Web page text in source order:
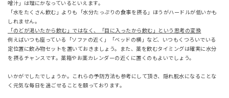
噌汁」は理にかなっているといえます。
「水をたくさん飲む」よりも「水分たっぷりの食事を摂る」ほうがハードルが低いかも
しれません。
「のどが渇いたから飲む」ではなく、「目に入ったから飲む」という思考の変換
例えばいつも座っている「ソファの近く」「ベッドの横」など、いつもくつろいでいる
定位置に飲み物セットを置いておきましょう。また、薬を飲むタイミングは確実に水分
を摂るチャンスです。薬箱やお薬カレンダーの近くに置くのもよいでしょう。
いかがでしたでしょうか。これらの予防方法も参考にして頂き、隠れ脱水になることな
く元気な毎日を過ごせることを願っております。